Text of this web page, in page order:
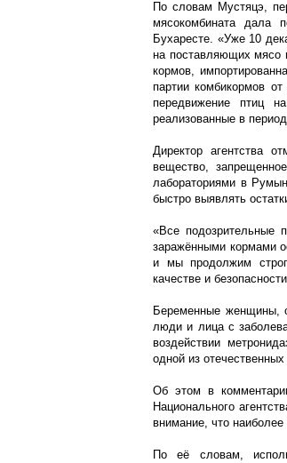
По словам Мустяцэ,
мясокомбината дала
Бухаресте. «Уже 10
на поставляющих мясо
кормов,
партии комбикормов
передвижение птиц
реализованные в
Директор агентства
вещество,
лабораториями в
быстро выявлять
«Все подозрительные
заражёнными кормами
и мы продолжим
качестве и
Беременные женщины,
люди и лица с
воздействии
одной из
Об этом в
Национального
внимание, что
По её словам,